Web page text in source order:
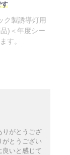
す
ク製誘導灯用
)＜年度シー
す。
りがとうござ
がとうござい
良いと感じて